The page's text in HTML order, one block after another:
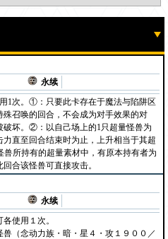
永续
1次。①：只要此卡存在于魔法与陷阱区
召唤的回合，不会成为对手效果的对
破坏。②：以自己场上的1只超量怪兽为
直至回合结束时为止，上升相当于其超
兽所持有的超量素材中，有原本持有者为
合该怪兽可直接攻击。
永续
使用１次。
（念动力族・暗・星４・攻１９００／